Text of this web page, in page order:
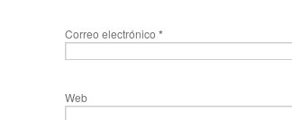
Correo electrónico *
Web